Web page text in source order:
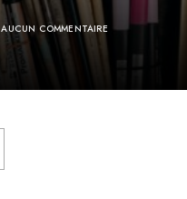
AUCUN COMMENTAIRE